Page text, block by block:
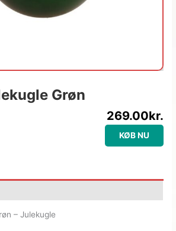
Grøn
269.00kr.
KØB NU
– Julekugle